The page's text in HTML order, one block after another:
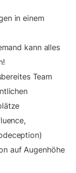
in einem
kann alles
Team
auf Augenhöhe